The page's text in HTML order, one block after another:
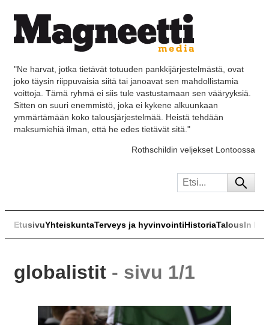
"Ne harvat, jotka tietävät totuuden pankkijärjestelmästä, ovat
joko täysin riippuvaisia siitä tai janoavat sen mahdollistamia
voittoja. Tämä ryhmä ei siis tule vastustamaan sen vääryyksiä.
Sitten on suuri enemmistö, joka ei kykene alkuunkaan
ymmärtämään koko talousjärjestelmää. Heistä tehdään
maksumiehiä ilman, että he edes tietävät sitä."
Rothschildin veljekset Lontoossa
EtusivuYhteiskuntaTerveys ja hyvinvointiHistoriaTalousIn
globalistit - sivu 1/1